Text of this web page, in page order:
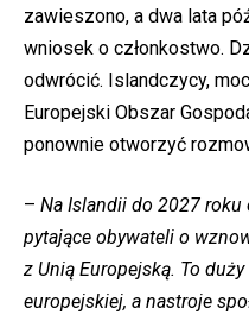
zawieszono, a dwa lata
wniosek o członkostwo.
odwrócić. Islandczycy,
Europejski Obszar
ponownie otworzyć
– Na Islandii do 2027 roku
pytające obywateli o
z Unią Europejską. To
europejskiej, a nastroje